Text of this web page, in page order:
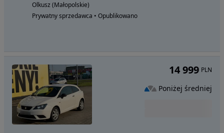
Olkusz (Małopolskie)
Prywatny sprzedawca • Opublikowano
14 999 PLN
Poniżej średniej